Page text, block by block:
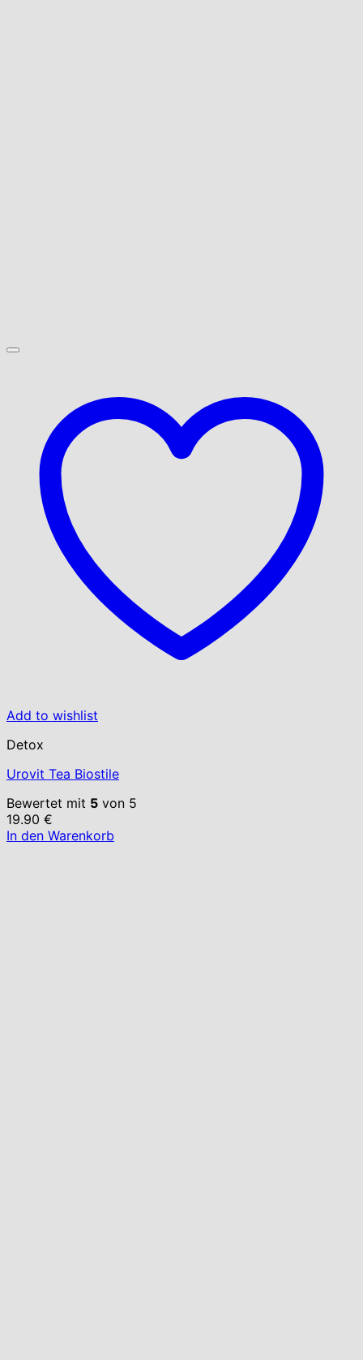
Add to wishlist
Detox
Urovit Tea Biostile
Bewertet mit 5 von 5
19.90 €
In den Warenkorb